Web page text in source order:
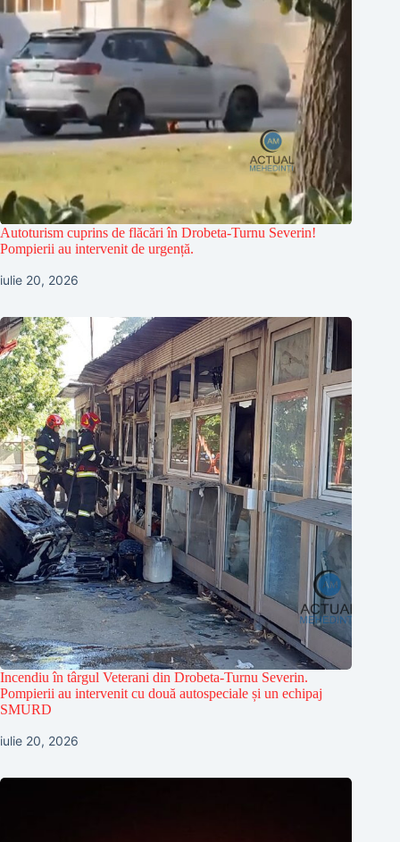
Autoturism cuprins de flăcări în Drobeta-Turnu Severin!
Pompierii au intervenit de urgență.
iulie 20, 2026
Incendiu în târgul Veterani din Drobeta-Turnu Severin.
Pompierii au intervenit cu două autospeciale și un echipaj
SMURD
iulie 20, 2026